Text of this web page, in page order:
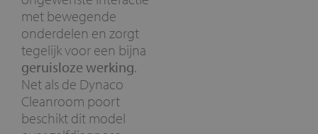
met bewegende
onderdelen en zorgt
tegelijk voor een bijna
geruisloze werking.
Net als de Dynaco
Cleanroom poort
beschikt dit model